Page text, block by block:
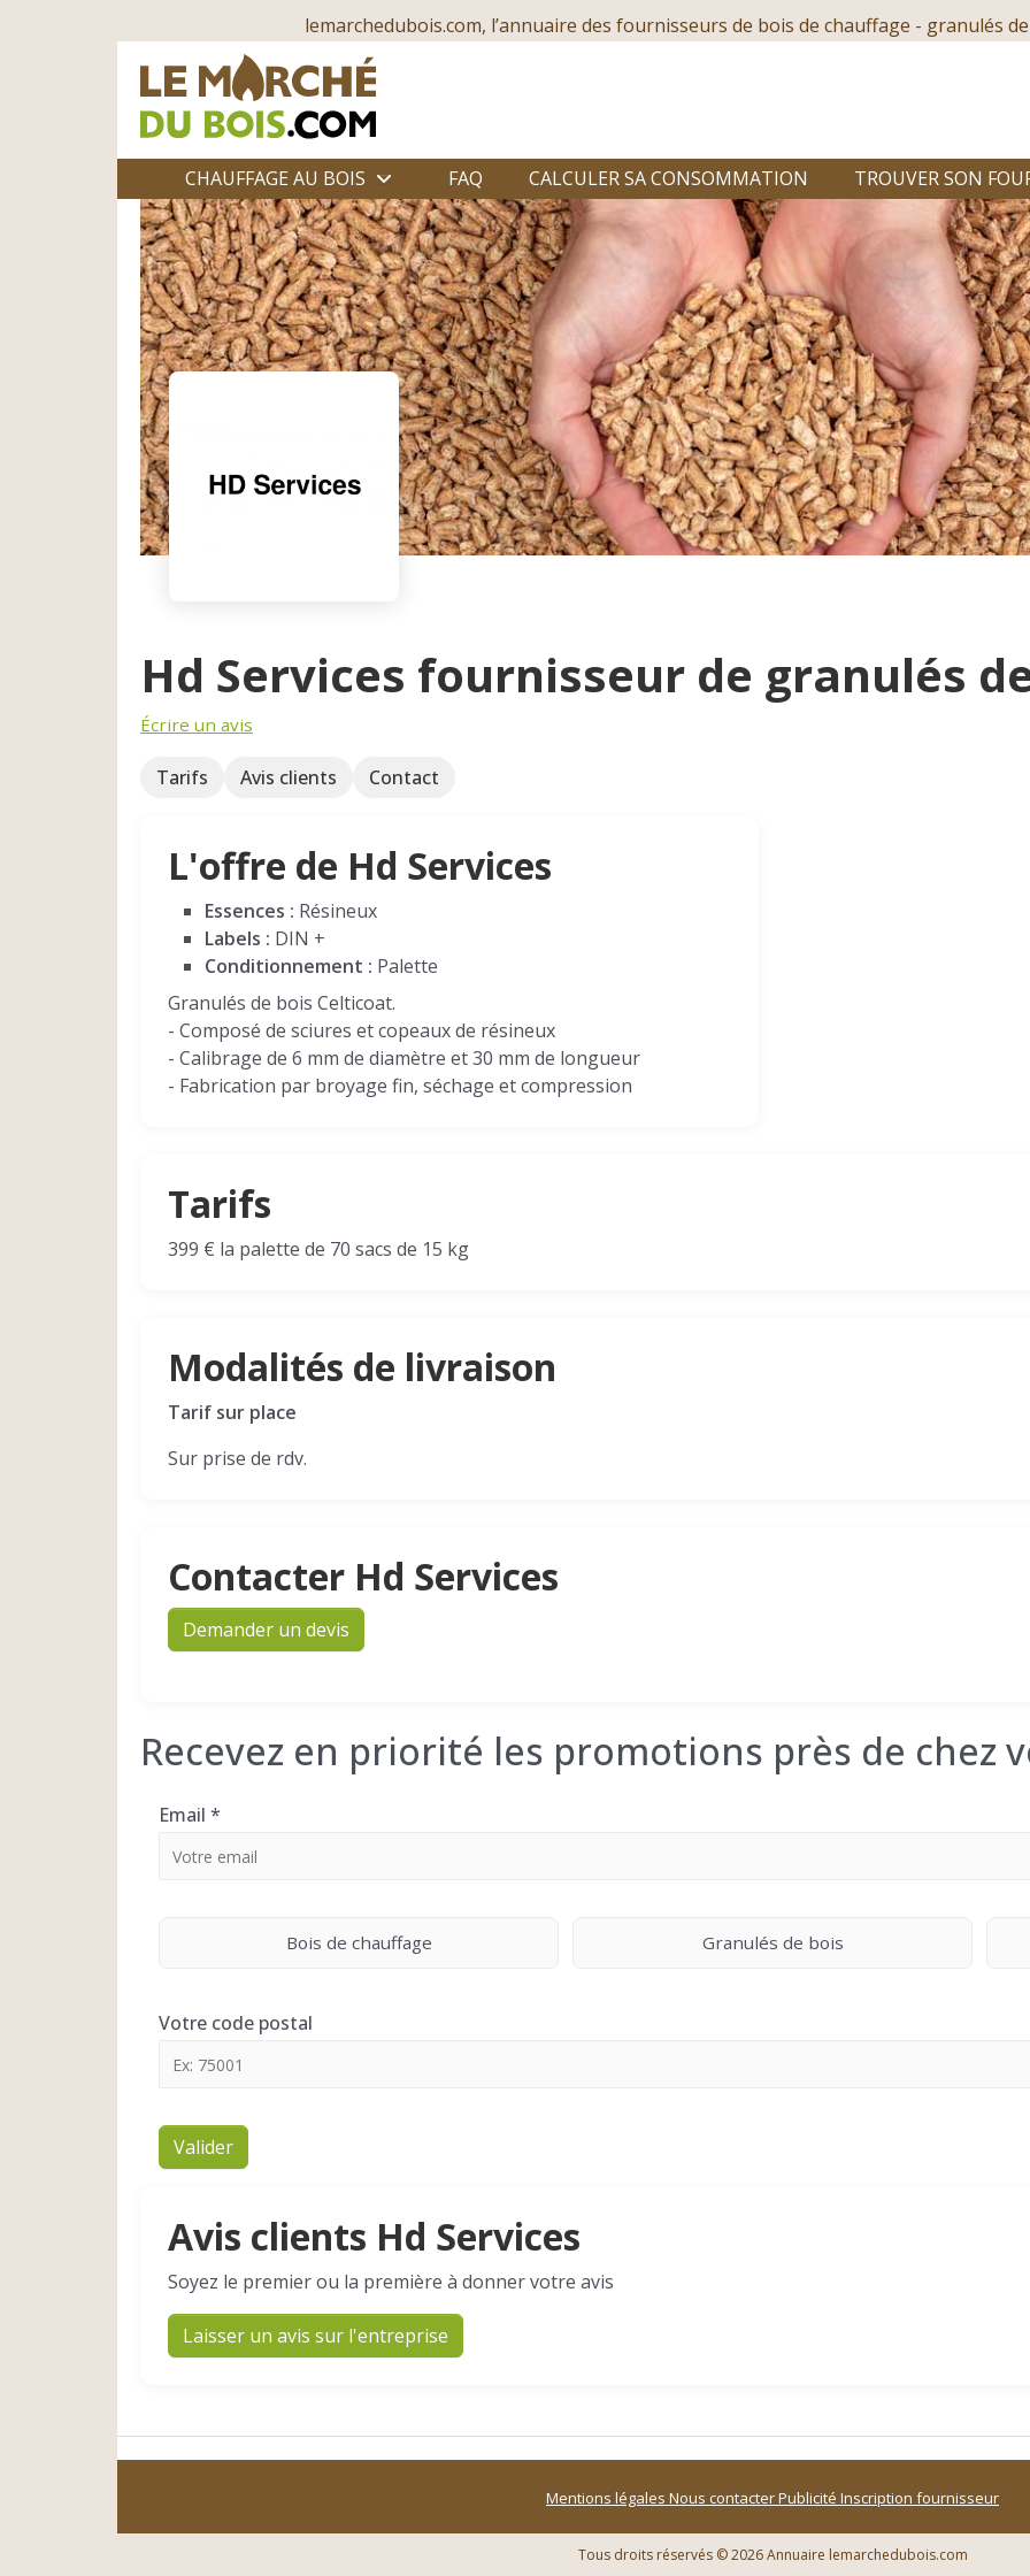
lemarchedubois.com, l’annuaire des fournisseurs de bois de chauffage - granulés
CHAUFFAGE AU BOIS FAQ CALCULER SA CONSOMMATION TROUVER SON
Hd Services fournisseur de granulés
Écrire un avis
Tarifs Avis clients Contact
L'offre de Hd Services
Essences : Résineux
Labels : DIN +
Conditionnement : Palette
Granulés de bois Celticoat.
- Composé de sciures et copeaux de résineux
- Calibrage de 6 mm de diamètre et 30 mm de longueur
- Fabrication par broyage fin, séchage et compression
Tarifs
399 € la palette de 70 sacs de 15 kg
Modalités de livraison
Tarif sur place
Sur prise de rdv.
Contacter Hd Services
Demander un devis
Recevez en priorité les promotions près de chez
Email *
Bois de chauffage Granulés de bois
Votre code postal
Valider
Avis clients Hd Services
Soyez le premier ou la première à donner votre avis
Laisser un avis sur l'entreprise
Mentions légales Nous contacterPublicité Inscription fournisseur
Tous droits réservés © 2026 Annuaire lemarchedubois.com